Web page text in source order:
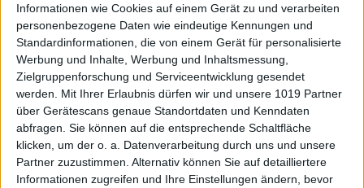
Informationen wie Cookies auf einem Gerät zu und verarbeiten
personenbezogene Daten wie eindeutige Kennungen und
Standardinformationen, die von einem Gerät für personalisierte
Werbung und Inhalte, Werbung und Inhaltsmessung,
Zielgruppenforschung und Serviceentwicklung gesendet
werden.
Mit Ihrer Erlaubnis dürfen wir und unsere 1019 Partner
über Gerätescans genaue Standortdaten und Kenndaten
abfragen. Sie können auf die entsprechende Schaltfläche
klicken, um der o. a. Datenverarbeitung durch uns und unsere
Partner zuzustimmen. Alternativ können Sie auf detailliertere
Informationen zugreifen und Ihre Einstellungen ändern, bevor